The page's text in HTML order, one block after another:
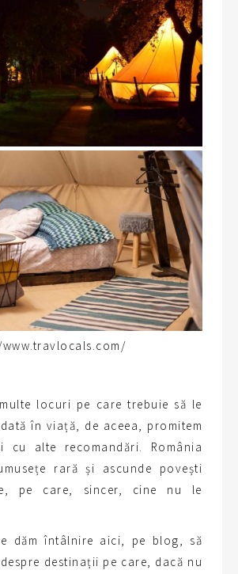
locuri pe care trebuie să le
în viață, de aceea, promitem
cu alte recomandări. România
rară și ascunde povești
pe care, sincer, cine nu le
dăm întâlnire aici, pe blog, să
destinații pe care, dacă nu